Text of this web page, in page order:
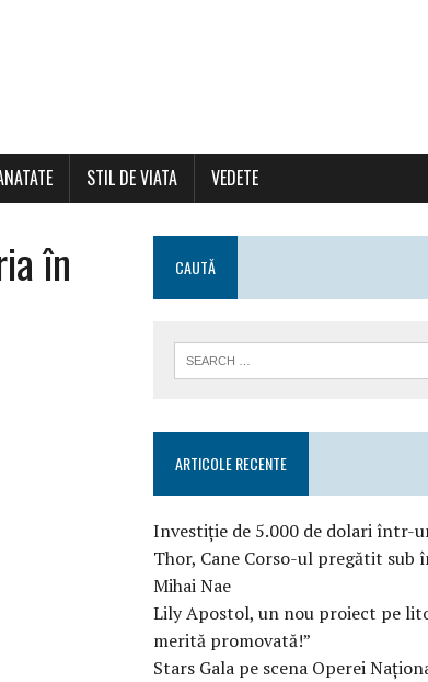
STIL DE VIATA VEDETE
în
CAUTĂ
ARTICOLE RECENTE
Investiție de 5.000 de dolari într-
Thor, Cane Corso-ul pregătit sub
Mihai Nae
Lily Apostol, un nou proiect pe
merită promovată!”
Stars Gala pe scena Operei